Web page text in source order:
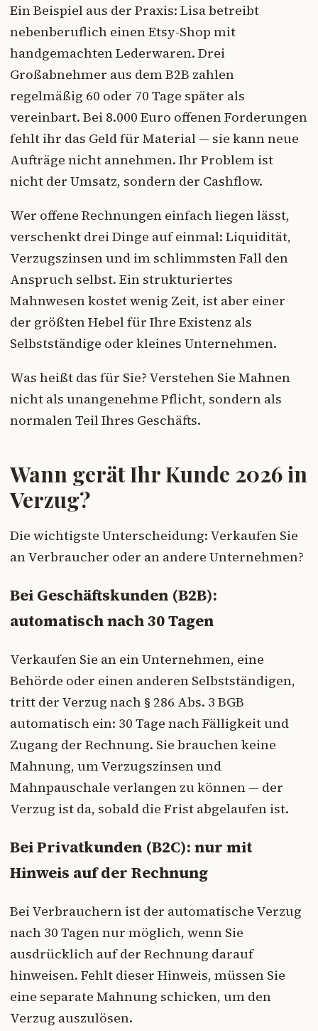
Ein Beispiel aus der Praxis: Lisa betreibt
nebenberuflich einen Etsy-Shop mit
handgemachten Lederwaren. Drei
Großabnehmer aus dem B2B zahlen
regelmäßig 60 oder 70 Tage später als
vereinbart. Bei 8.000 Euro offenen Forderungen
fehlt ihr das Geld für Material — sie kann neue
Aufträge nicht annehmen. Ihr Problem ist
nicht der Umsatz, sondern der Cashflow.
Wer offene Rechnungen einfach liegen lässt,
verschenkt drei Dinge auf einmal: Liquidität,
Verzugszinsen und im schlimmsten Fall den
Anspruch selbst. Ein strukturiertes
Mahnwesen kostet wenig Zeit, ist aber einer
der größten Hebel für Ihre Existenz als
Selbstständige oder kleines Unternehmen.
Was heißt das für Sie? Verstehen Sie Mahnen
nicht als unangenehme Pflicht, sondern als
normalen Teil Ihres Geschäfts.
Wann gerät Ihr Kunde 2026 in
Verzug?
Die wichtigste Unterscheidung: Verkaufen Sie
an Verbraucher oder an andere Unternehmen?
Bei Geschäftskunden (B2B):
automatisch nach 30 Tagen
Verkaufen Sie an ein Unternehmen, eine
Behörde oder einen anderen Selbstständigen,
tritt der Verzug nach § 286 Abs. 3 BGB
automatisch ein: 30 Tage nach Fälligkeit und
Zugang der Rechnung. Sie brauchen keine
Mahnung, um Verzugszinsen und
Mahnpauschale verlangen zu können — der
Verzug ist da, sobald die Frist abgelaufen ist.
Bei Privatkunden (B2C): nur mit
Hinweis auf der Rechnung
Bei Verbrauchern ist der automatische Verzug
nach 30 Tagen nur möglich, wenn Sie
ausdrücklich auf der Rechnung darauf
hinweisen. Fehlt dieser Hinweis, müssen Sie
eine separate Mahnung schicken, um den
Verzug auszulösen.